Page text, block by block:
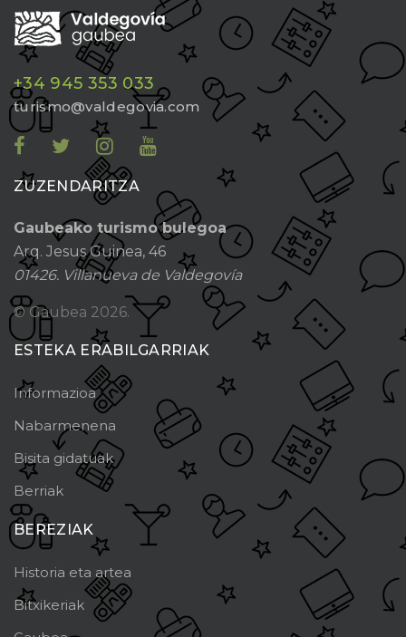
+34 945 353 033
turismo@valdegovia.com
ZUZENDARITZA
Gaubeako turismo bulegoa
Arq. Jesus Guinea, 46
01426. Villanueva de Valdegovía
© Gaubea 2026.
ESTEKA ERABILGARRIAK
Informazioa
Nabarmenena
Bisita gidatuak
Berriak
BEREZIAK
Historia eta artea
Bitxikeriak